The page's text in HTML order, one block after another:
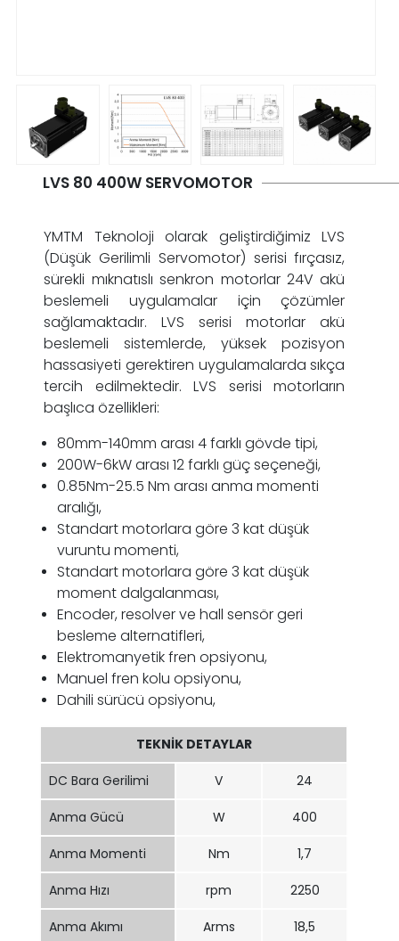
LVS 80 400W SERVOMOTOR
YMTM Teknoloji olarak geliştirdiğimiz LVS
(Düşük Gerilimli Servomotor) serisi fırçasız,
sürekli mıknatıslı senkron motorlar 24V akü
beslemeli uygulamalar için çözümler
sağlamaktadır. LVS serisi motorlar akü
beslemeli sistemlerde, yüksek pozisyon
hassasiyeti gerektiren uygulamalarda sıkça
tercih edilmektedir. LVS serisi motorların
başlıca özellikleri:
80mm-140mm arası 4 farklı gövde tipi,
200W-6kW arası 12 farklı güç seçeneği,
0.85Nm-25.5 Nm arası anma momenti
aralığı,
Standart motorlara göre 3 kat düşük
vuruntu momenti,
Standart motorlara göre 3 kat düşük
moment dalgalanması,
Encoder, resolver ve hall sensör geri
besleme alternatifleri,
Elektromanyetik fren opsiyonu,
Manuel fren kolu opsiyonu,
Dahili sürücü opsiyonu,
TEKNİK DETAYLAR
DC Bara Gerilimi V 24
Anma Gücü W 400
Anma Momenti Nm 1,7
Anma Hızı rpm 2250
Anma Akımı Arms 18,5